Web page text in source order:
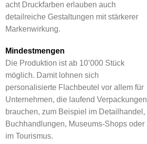
acht Druckfarben erlauben auch
detailreiche Gestaltungen mit stärkerer
Markenwirkung.
Mindestmengen
Die Produktion ist ab 10’000 Stück
möglich. Damit lohnen sich
personalisierte Flachbeutel vor allem für
Unternehmen, die laufend Verpackungen
brauchen, zum Beispiel im Detailhandel,
Buchhandlungen, Museums-Shops oder
im Tourismus.